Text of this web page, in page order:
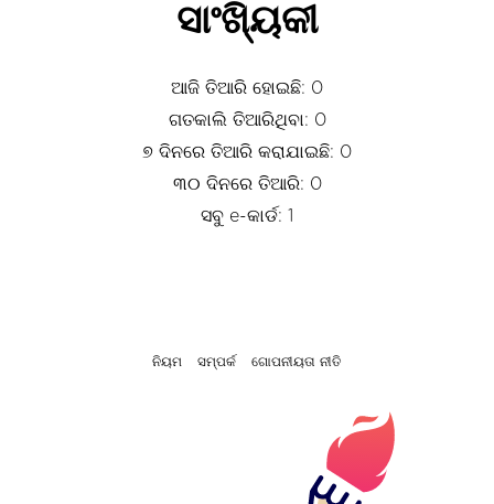
ସାଂଖ୍ୟିକୀ
ଆଜି ତିଆରି ହୋଇଛି: 0
ଗତକାଲି ତିଆରିଥିବା: 0
୭ ଦିନରେ ତିଆରି କରାଯାଇଛି: 0
୩୦ ଦିନରେ ତିଆରି: 0
ସବୁ e-କାର୍ଡ: 1
ନିୟମ ସମ୍ପର୍କ ଗୋପନୀୟତା ନୀତି